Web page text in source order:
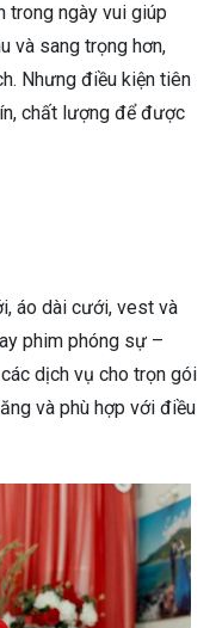
trong ngày vui giúp
và sang trọng hơn,
Nhưng điều kiện tiên
chất lượng để được
áo dài cưới, vest và
phim phóng sự –
dịch vụ cho trọn gói
và phù hợp với điều